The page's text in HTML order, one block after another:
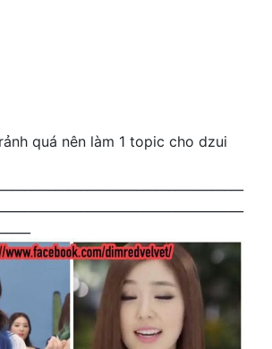
quá nên làm 1 topic cho dzui